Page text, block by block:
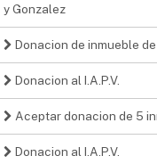
y Gonzalez
Donacion de inmueble
Donacion al I.A.P.V.
Aceptar donacion de 5
Donacion al I.A.P.V.